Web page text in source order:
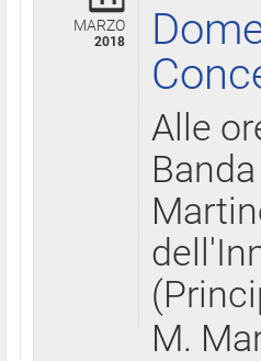
MARZO
2018
Alle
M.